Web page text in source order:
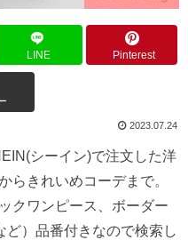
LINE Pinterest
2023.07.24
シーイン)で注文した洋
らきれいめコーデまで。
クワンピース、ボーダー
ど）品番付きなので検索し